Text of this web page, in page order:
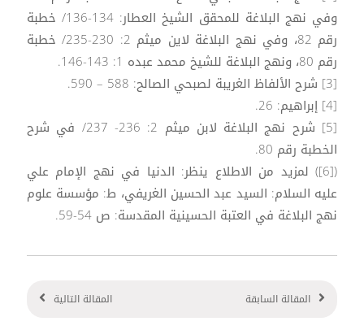
وفي نهج البلاغة للمحقق الشيخ العطار: 134-136/ خطبة
رقم 82، وفي نهج البلاغة لاين ميثم 2: 230-235/ خطبة
رقم 80، ونهج البلاغة للشيخ محمد عبده 1: 143-146.
[3] شرح الألفاظ الغريبة لصبحي الصالح: 588 – 590.
[4] إبراهيم: 26.
[5] شرح نهج البلاغة لابن ميثم 2: 236- 237/ في شرح
الخطبة رقم 80.
([6]) لمزيد من الاطلاع ينظر: الدنيا في نهج الإمام علي
عليه السلام: السيد عبد الحسين الغريفي، ط: مؤسسة علوم
نهج البلاغة في العتبة الحسينية المقدسة: ص 54-59.
المقالة السابقة المقالة التالية